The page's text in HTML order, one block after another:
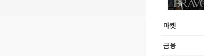
마켓
금융